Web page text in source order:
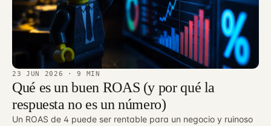
23 JUN 2026 · 9 MIN
Qué es un buen ROAS (y por qué la
respuesta no es un número)
Un ROAS de 4 puede ser rentable para un negocio y ruinoso